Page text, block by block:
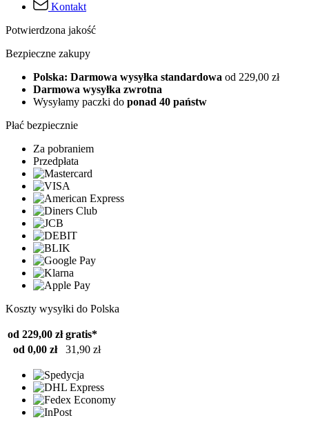
Kontakt
Potwierdzona jakość
Bezpieczne zakupy
Polska: Darmowa wysyłka standardowa od 229,00 zł
Darmowa wysyłka zwrotna
Wysyłamy paczki do ponad 40 państw
Płać bezpiecznie
Za pobraniem
Przedpłata
Koszty wysyłki do Polska
od 229,00 zł gratis*
od 0,00 zł
31,90 zł